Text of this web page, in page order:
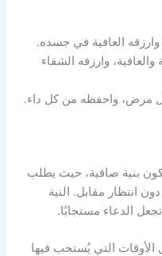
العافية في جسده.
وارزقه الشفاء
مرض، واحفظه من كل داء.
بنية صافية، حيث يطلب
انتظار مقابل. النية
الدعاء مستجابًا.
التي يُستحب فيها